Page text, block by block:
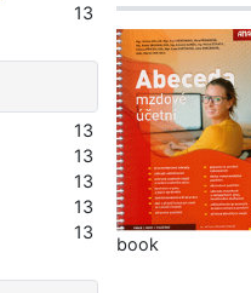
book
13
13
13
13
13
13